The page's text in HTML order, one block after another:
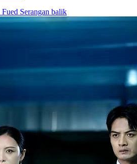
Serangan balik